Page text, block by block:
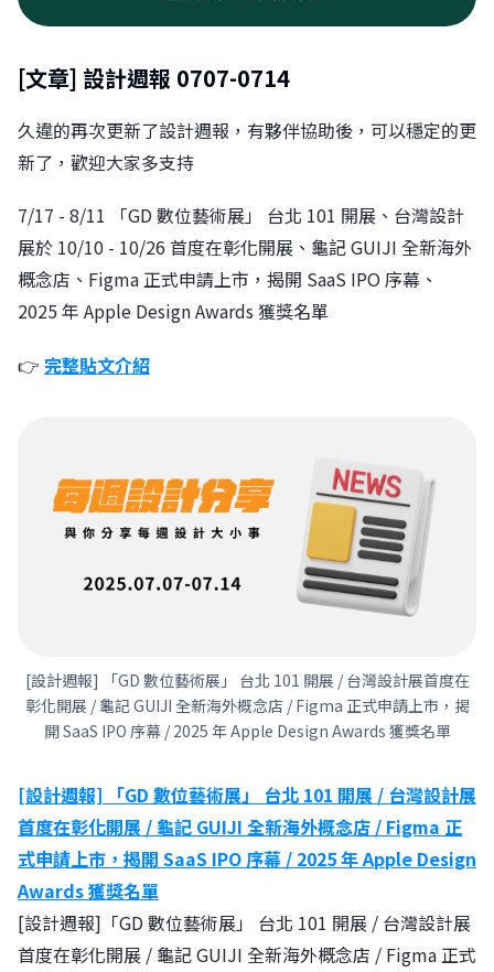
[文章] 設計週報 0707-0714
久違的再次更新了設計週報，有夥伴協助後，可以穩定的更
新了，歡迎大家多支持
7/17 - 8/11 「GD 數位藝術展」 台北 101 開展、台灣設計
展於 10/10 - 10/26 首度在彰化開展、龜記 GUIJI 全新海外
概念店、Figma 正式申請上市，揭開 SaaS IPO 序幕、
2025 年 Apple Design Awards 獲獎名單
👉 完整貼文介紹
[設計週報] 「GD 數位藝術展」 台北 101 開展 / 台灣設計展首度在
彰化開展 / 龜記 GUIJI 全新海外概念店 / Figma 正式申請上市，揭
開 SaaS IPO 序幕 / 2025 年 Apple Design Awards 獲獎名單
[設計週報] 「GD 數位藝術展」 台北 101 開展 / 台灣設計展
首度在彰化開展 / 龜記 GUIJI 全新海外概念店 / Figma 正
式申請上市，揭開 SaaS IPO 序幕 / 2025 年 Apple Design
Awards 獲獎名單
[設計週報]「GD 數位藝術展」 台北 101 開展 / 台灣設計展
首度在彰化開展 / 龜記 GUIJI 全新海外概念店 / Figma 正式